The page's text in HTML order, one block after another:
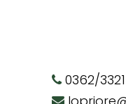
0362/